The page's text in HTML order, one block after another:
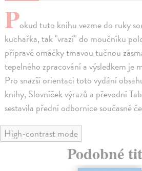
Pokud tuto knihu vezme do ruky
kuchařka, tak "vrazí" do moučníku
přípravě omáčky tmavou tučnou
tepelného zpracování a výsledkem je
Pro snazší orientaci toto vydání
knihy, Slovníček výrazů a převodní
sestavila přední odbornice současné
High-contrast mode
Podobné